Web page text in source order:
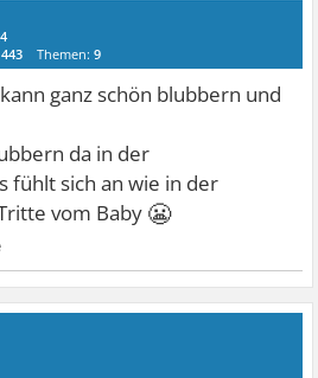
443 Themen:9
ganz schön blubbern und
da in der
fühlt sich an wie in der
vom Baby 😬